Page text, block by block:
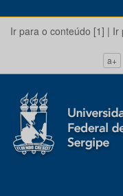
Ir para o conteúdo [1] | Ir
a+